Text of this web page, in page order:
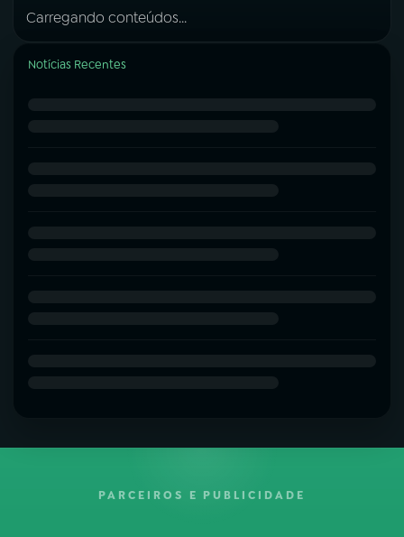
Carregando conteúdos...
Notícias Recentes
PARCEIROS E PUBLICIDADE